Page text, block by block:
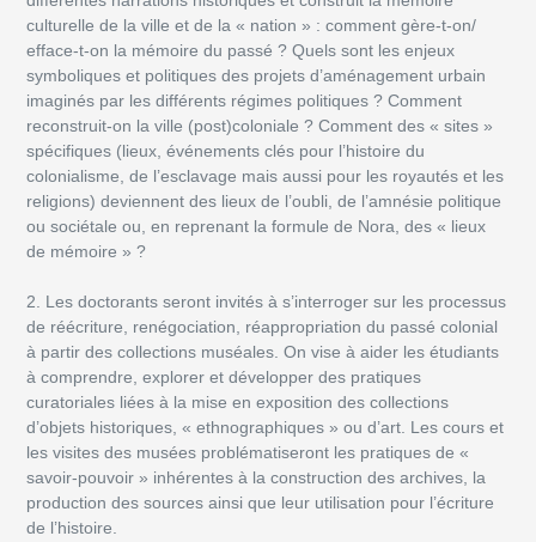
culturelle de la ville et de la « nation » : comment gère-t-on/
efface-t-on la mémoire du passé ? Quels sont les enjeux
symboliques et politiques des projets d’aménagement urbain
imaginés par les différents régimes politiques ? Comment
reconstruit-on la ville (post)coloniale ? Comment des « sites »
spécifiques (lieux, événements clés pour l’histoire du
colonialisme, de l’esclavage mais aussi pour les royautés et les
religions) deviennent des lieux de l’oubli, de l’amnésie politique
ou sociétale ou, en reprenant la formule de Nora, des « lieux
de mémoire » ?
2. Les doctorants seront invités à s’interroger sur les processus
de réécriture, renégociation, réappropriation du passé colonial
à partir des collections muséales. On vise à aider les étudiants
à comprendre, explorer et développer des pratiques
curatoriales liées à la mise en exposition des collections
d’objets historiques, « ethnographiques » ou d’art. Les cours et
les visites des musées problématiseront les pratiques de «
savoir-pouvoir » inhérentes à la construction des archives, la
production des sources ainsi que leur utilisation pour l’écriture
de l’histoire.